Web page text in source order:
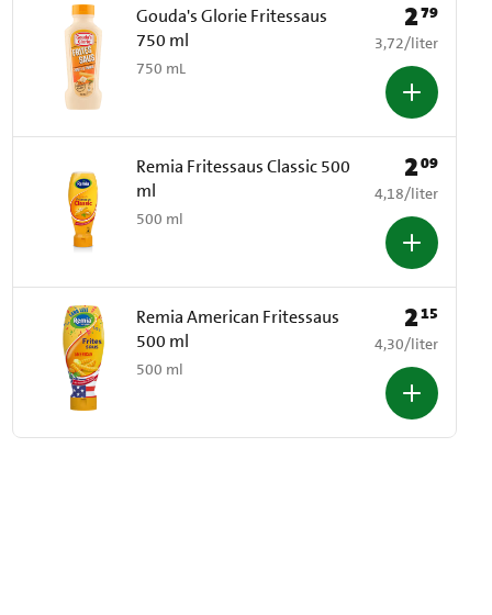
Gouda's Glorie Fritessaus
750 ml
750 mL
Prijs: € 2,79
279
€ 3,72 per liter
3,72/liter
Remia Fritessaus Classic 500
ml
500 ml
Prijs: € 2,09
209
€ 4,18 per liter
4,18/liter
Remia American Fritessaus
500 ml
500 ml
Prijs: € 2,15
215
€ 4,30 per liter
4,30/liter